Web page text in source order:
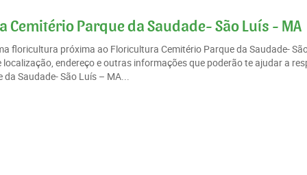
Cemitério Parque da Saudade- São Luís - MA
floricultura próxima ao Floricultura Cemitério Parque da Saudade-
endereço e outras informações que poderão te ajudar a
da Saudade- São Luís – MA...